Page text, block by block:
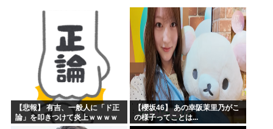
海外「全部日本の真似だったのか…」 日本の普通のテレビ番...
お絵描きリレーってなんぞや
【海外の反応】 なぜイチローはあんなに敬遠四球が多かった...
平野綾とかいう女声優についてお前らが知ってることwww
みいちゃんと山田さんの漫画の作者なんでこんなに嫌われてる...
【悲報】 有吉、一般人に「ド正
論」を叩きつけて炎上ｗｗｗｗ
【櫻坂46】 あの幸阪茉里乃がこ
の様子ってことは...